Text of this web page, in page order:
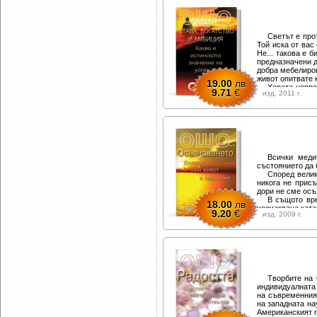
изд. 2011 г.
Светът е
Той иска от вас
Не... такова е
предназначени
добра
живот опитвате
Хората
пари, повече
19.00лв
9.71€
изд. 2009 г.
Всички
състоянието
Според
никога не
дори не сме
В същото
неочаквана
на бебе, или
18.00лв
9.20€
Творбите на
на
на западната
Американският